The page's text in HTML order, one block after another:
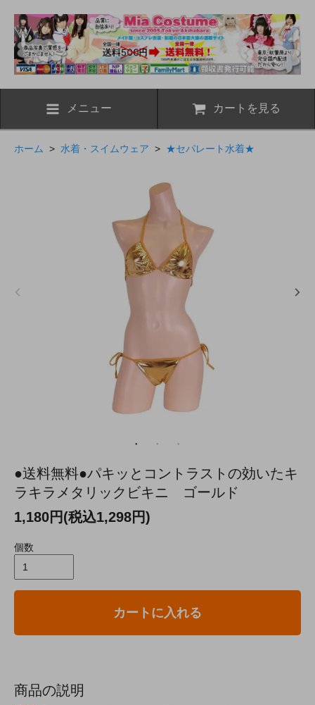
メニュー カートを見る
ホーム > 水着・スイムウェア > ★セパレート水着★
●送料無料●パキッとコントラストの効いたキ
ラキラメタリックビキニ ゴールド
1,180円(税込1,298円)
個数
カートに入れる
商品の説明